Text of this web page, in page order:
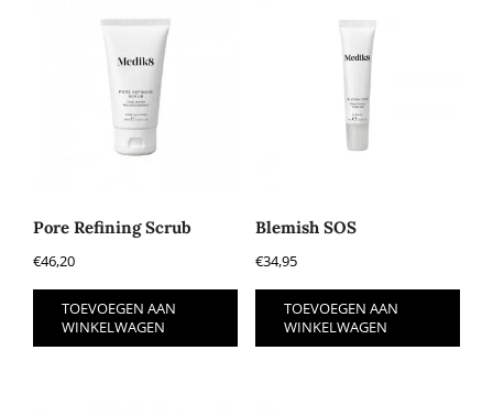
Pore Refining Scrub
€46,20
TOEVOEGEN AAN
WINKELWAGEN
Blemish SOS
€34,95
TOEVOEGEN AAN
WINKELWAGEN